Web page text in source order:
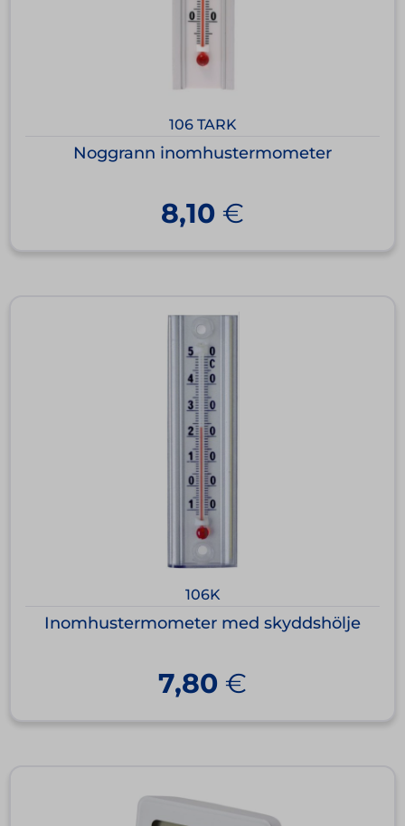
106 TARK
Noggrann inomhustermometer
8,10 €
106K
Inomhustermometer med skyddshölje
7,80 €